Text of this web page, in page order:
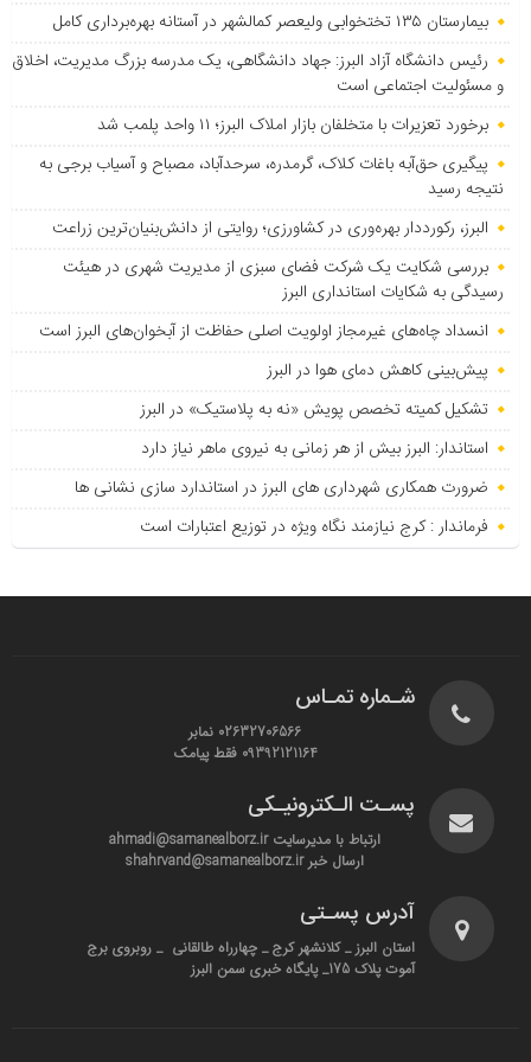
بیمارستان ۱۳۵ تختخوابی ولیعصر کمالشهر در آستانه بهره‌برداری کامل
رئیس دانشگاه آزاد البرز: جهاد دانشگاهی، یک مدرسه بزرگ مدیریت، اخلاق
و مسئولیت اجتماعی است
برخورد تعزیرات با متخلفان بازار املاک البرز؛ ۱۱ واحد پلمب شد
پیگیری حق‌آبه باغات کلاک، گرمدره، سرحدآباد، مصباح و آسیاب برجی به
نتیجه رسید
البرز، رکورددار بهره‌وری در کشاورزی؛ روایتی از دانش‌بنیان‌ترین زراعت
بررسی شکایت یک شرکت فضای سبزی از مدیریت شهری در هیئت
رسیدگی به شکایات استانداری البرز
انسداد چاه‌های غیرمجاز اولویت اصلی حفاظت از آبخوان‌های البرز است
پیش‌بینی کاهش دمای هوا در البرز
تشکیل کمیته تخصص پویش «نه به پلاستیک» در البرز
استاندار: البرز بیش از هر زمانی به نیروی ماهر نیاز دارد
ضرورت همکاری شهرداری های البرز در استاندارد سازی نشانی ها
فرماندار : کرج نیازمند نگاه ویژه در توزیع اعتبارات است
شـماره تمـاس
02632706566 نمابر
09392121164 فقط پیامک
پسـت الـکترونیـکی
ارتباط با مدیرسایت ahmadi@samanealborz.ir
ارسال خبر shahrvand@samanealborz.ir
آدرس پسـتی
استان البرز _ کلانشهر کرج _ چهارراه طالقانی _ روبروی برج
آموت پلاک 175_ پایگاه خبری سمن البرز